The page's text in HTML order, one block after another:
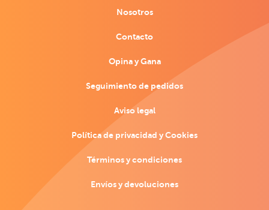
Nosotros
Contacto
Opina y Gana
Seguimiento de pedidos
Aviso legal
Política de privacidad y Cookies
Términos y condiciones
Envíos y devoluciones